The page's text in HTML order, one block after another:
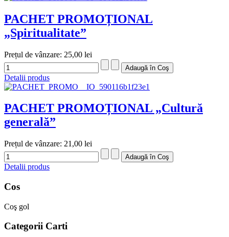
PACHET PROMOȚIONAL
„Spiritualitate”
Prețul de vânzare: 25,00 lei
Detalii produs
PACHET PROMOȚIONAL „Cultură
generală”
Prețul de vânzare: 21,00 lei
Detalii produs
Cos
Coş gol
Categorii Carti